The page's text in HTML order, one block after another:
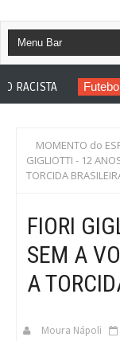
Futebol
MOMENTO do
GIGLIOTTI - 12
TORCIDA
FIORI
SEM A
A
Moura Nápoli